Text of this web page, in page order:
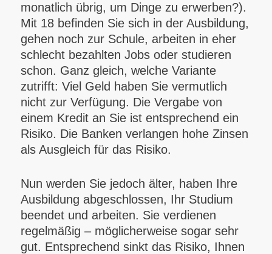
monatlich übrig, um Dinge zu erwerben?).
Mit 18 befinden Sie sich in der Ausbildung,
gehen noch zur Schule, arbeiten in eher
schlecht bezahlten Jobs oder studieren
schon. Ganz gleich, welche Variante
zutrifft: Viel Geld haben Sie vermutlich
nicht zur Verfügung. Die Vergabe von
einem Kredit an Sie ist entsprechend ein
Risiko. Die Banken verlangen hohe Zinsen
als Ausgleich für das Risiko.
Nun werden Sie jedoch älter, haben Ihre
Ausbildung abgeschlossen, Ihr Studium
beendet und arbeiten. Sie verdienen
regelmäßig – möglicherweise sogar sehr
gut. Entsprechend sinkt das Risiko, Ihnen